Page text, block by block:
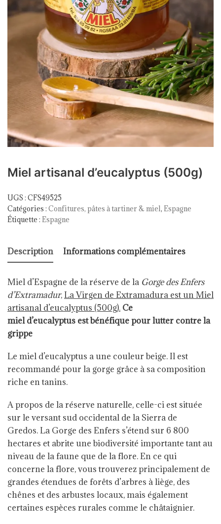
Miel artisanal d’eucalyptus (500g)
UGS : CFS49525
Catégories : Confitures, pâtes à tartiner & miel, Espagne
Étiquette : Espagne
Description Informations complémentaires
Miel d’Espagne de la réserve de la Gorge des Enfers
d’Extramadur,La Virgen de Extramadura est un Miel
artisanal d’eucalyptus (500g). Ce
miel d’eucalyptus est bénéfique pour lutter contre la
grippe
Le miel d’eucalyptus a une couleur beige. Il est
recommandé pour la gorge grâce à sa composition
riche en tanins.
A propos de la réserve naturelle, celle-ci est située
sur le versant sud occidental de la Sierra de
Gredos.La Gorge des Enfers s’étend sur 6 800
hectares et abrite une biodiversité importante tant au
niveau de la faune que de la flore.En ce qui
concerne la flore, vous trouverez principalement de
grandes étendues de forêts d’arbres à liège, des
chênes et des arbustes locaux, mais également
certaines espèces rurales comme le châtaignier.